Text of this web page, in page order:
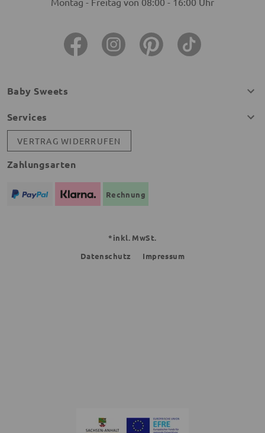
Baby Sweets
Services
VERTRAG WIDERRUFEN
Zahlungsarten
Rechnung
*inkl. MwSt.
Datenschutz
Impressum